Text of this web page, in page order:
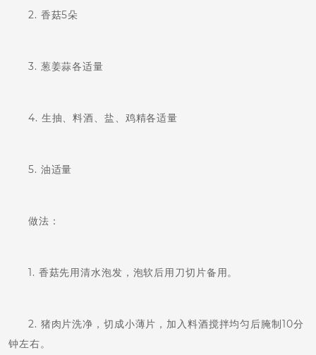
2. 香菇5朵
3. 葱姜蒜各适量
4. 生抽、料酒、盐、鸡精各适量
5. 油适量
做法：
1. 香菇先用清水泡发，泡软后用刀切片备用。
2. 猪肉片洗净，切成小薄片，加入料酒搅拌均匀后腌制10分
钟左右。